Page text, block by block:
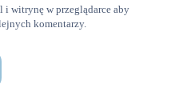
i witrynę w przeglądarce aby
komentarzy.